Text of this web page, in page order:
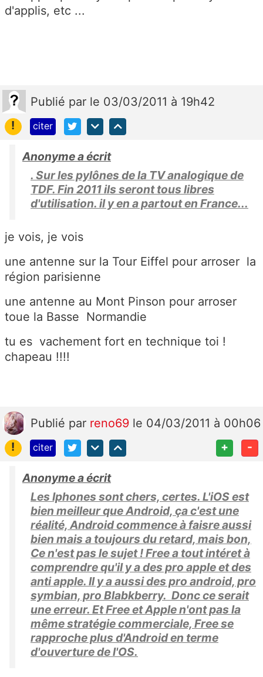
d'applis, etc ...
Publié par le 03/03/2011 à 19h42
!
citer
Anonyme a écrit
. Sur les pylônes de la TV analogique de
TDF. Fin 2011 ils seront tous libres
d'utilisation. il y en a partout en France...
je vois, je vois
une antenne sur la Tour Eiffel pour arroser la
région parisienne
une antenne au Mont Pinson pour arroser
toue la Basse Normandie
tu es vachement fort en technique toi !
chapeau !!!!
Publié par reno69 le 04/03/2011 à 00h06
!
citer + -
Anonyme a écrit
Les Iphones sont chers, certes. L'iOS est
bien meilleur que Android, ça c'est une
réalité, Android commence à faisre aussi
bien mais a toujours du retard, mais bon,
Ce n'est pas le sujet ! Free a tout intéret à
comprendre qu'il y a des pro apple et des
anti apple. Il y a aussi des pro android, pro
symbian, pro Blabkberry. Donc ce serait
une erreur. Et Free et Apple n'ont pas la
même stratégie commerciale, Free se
rapproche plus d'Android en terme
d'ouverture de l'OS.